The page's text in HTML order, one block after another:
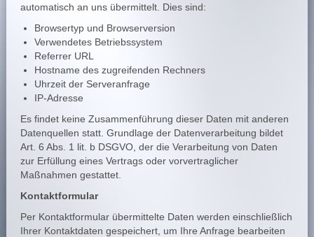
automatisch an uns übermittelt. Dies sind:
Browsertyp und Browserversion
Verwendetes Betriebssystem
Referrer URL
Hostname des zugreifenden Rechners
Uhrzeit der Serveranfrage
IP-Adresse
Es findet keine Zusammenführung dieser Daten mit anderen
Datenquellen statt. Grundlage der Datenverarbeitung bildet
Art. 6 Abs. 1 lit. b DSGVO, der die Verarbeitung von Daten
zur Erfüllung eines Vertrags oder vorvertraglicher
Maßnahmen gestattet.
Kontaktformular
Per Kontaktformular übermittelte Daten werden einschließlich
Ihrer Kontaktdaten gespeichert, um Ihre Anfrage bearbeiten